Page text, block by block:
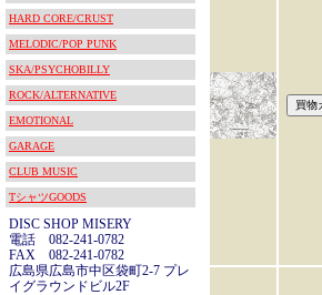
HARD CORE/CRUST
MELODIC/POP PUNK
SKA/PSYCHOBILLY
ROCK/ALTERNATIVE
EMOTIONAL
GARAGE
CLUB MUSIC
TシャツGOODS
DISC SHOP MISERY
電話 082-241-0782
FAX 082-241-0782
広島県広島市中区袋町2-7 プレ
イグラウンドビル2F